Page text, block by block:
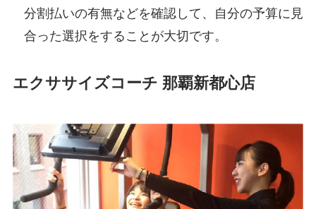
分割払いの有無などを確認して、自分の予算に見
合った選択をすることが大切です。
エクササイズコーチ 那覇新都心店